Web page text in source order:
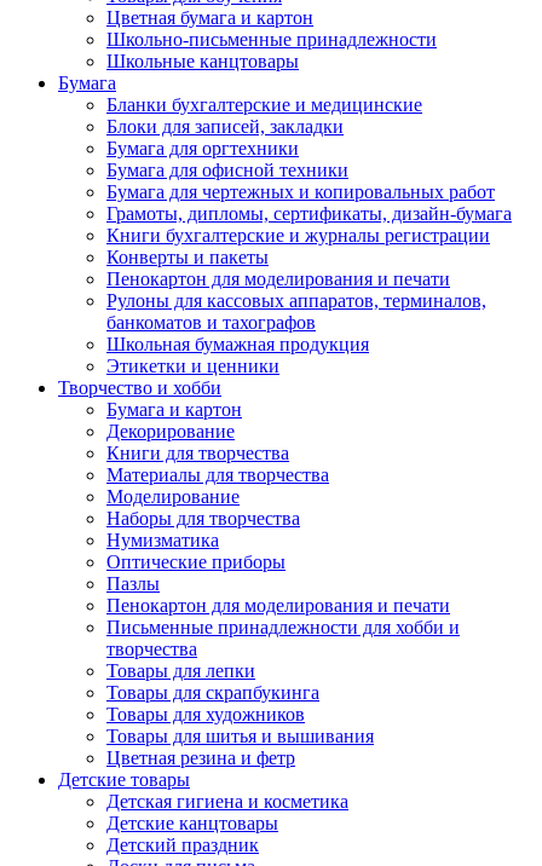
Цветная бумага и картон
Школьно-письменные принадлежности
Школьные канцтовары
Бумага
Бланки бухгалтерские и медицинские
Блоки для записей, закладки
Бумага для оргтехники
Бумага для офисной техники
Бумага для чертежных и копировальных работ
Грамоты, дипломы, сертификаты, дизайн-бумага
Книги бухгалтерские и журналы регистрации
Конверты и пакеты
Пенокартон для моделирования и печати
Рулоны для кассовых аппаратов, терминалов,
банкоматов и тахографов
Школьная бумажная продукция
Этикетки и ценники
Творчество и хобби
Бумага и картон
Декорирование
Книги для творчества
Материалы для творчества
Моделирование
Наборы для творчества
Нумизматика
Оптические приборы
Пазлы
Пенокартон для моделирования и печати
Письменные принадлежности для хобби и
творчества
Товары для лепки
Товары для скрапбукинга
Товары для художников
Товары для шитья и вышивания
Цветная резина и фетр
Детские товары
Детская гигиена и косметика
Детские канцтовары
Детский праздник